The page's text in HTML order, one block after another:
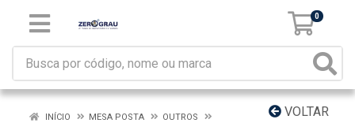
0
VOLTAR
INÍCIO MESA POSTA
OUTROS